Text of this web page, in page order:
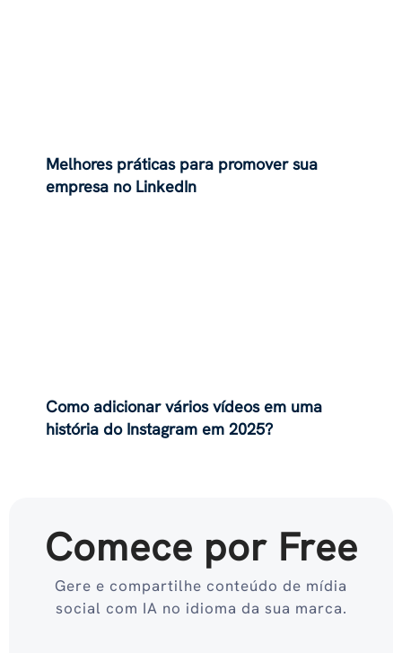
Melhores práticas para promover sua
empresa no LinkedIn
Como adicionar vários vídeos em uma
história do Instagram em 2025?
Comece por Free
Gere e compartilhe conteúdo de mídia
social com IA no idioma da sua marca.